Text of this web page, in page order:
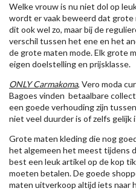
Welke vrouw is nu niet dol op
wordt er vaak beweerd dat grote
dit ook wel zo, maar bij de
verschil tussen het ene en het
de grote maten mode. Elk grote
eigen doelstelling en prijsklasse.
ONLY Carmakoma, Vero moda
Bagoes vinden betaalbare
een goede verhouding zijn
niet veel duurder is of zelfs gelijk
Grote maten kleding die nog
het algemeen het meest tijdens
best een leuk artikel op de kop
moeten betalen. De goede
maten uitverkoop altijd iets naar